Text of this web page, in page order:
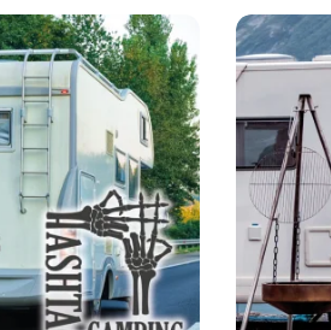
habe ich zur Kenntnis
Datenschutzerklärung
Frage